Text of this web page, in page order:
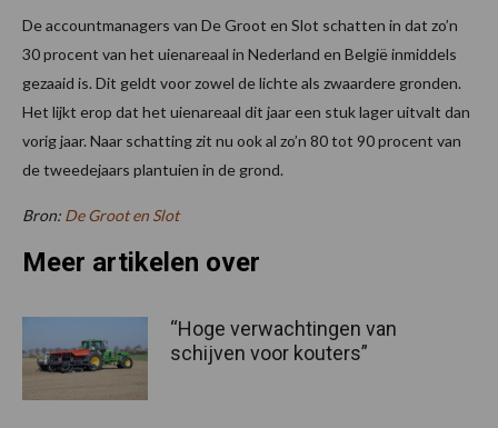
De accountmanagers van De Groot en Slot schatten in dat zo’n
30 procent van het uienareaal in Nederland en België inmiddels
gezaaid is. Dit geldt voor zowel de lichte als zwaardere gronden.
Het lijkt erop dat het uienareaal dit jaar een stuk lager uitvalt dan
vorig jaar. Naar schatting zit nu ook al zo’n 80 tot 90 procent van
de tweedejaars plantuien in de grond.
Bron: De Groot en Slot
Meer artikelen over
“Hoge verwachtingen van
schijven voor kouters”